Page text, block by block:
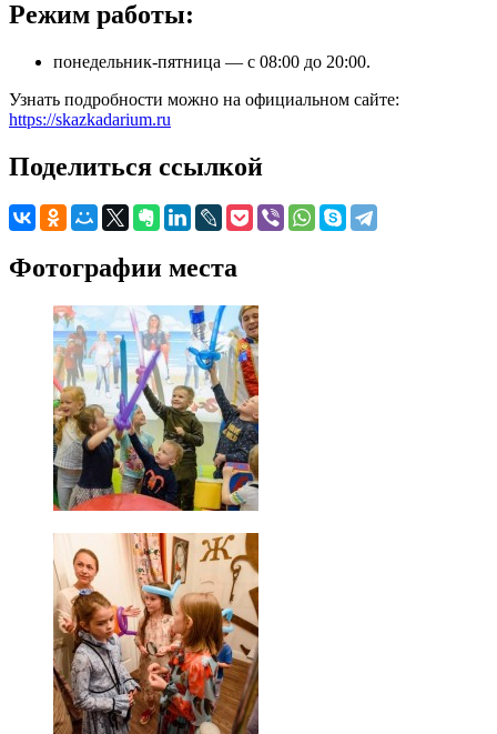
Режим работы:
понедельник-пятница — с 08:00 до 20:00.
Узнать подробности можно на официальном сайте:
https://skazkadarium.ru
Поделиться ссылкой
Фотографии места